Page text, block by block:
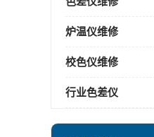
炉温仪维修
校色仪维修
行业色差仪